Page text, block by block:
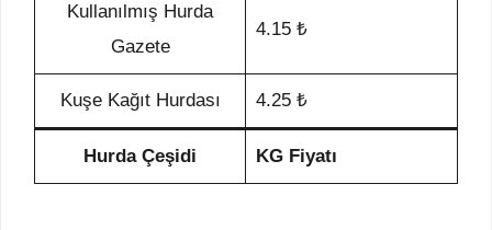
Kullanılmış Hurda
Gazete
4.15 ₺
Kuşe Kağıt Hurdası 4.25 ₺
Hurda Çeşidi KG Fiyatı